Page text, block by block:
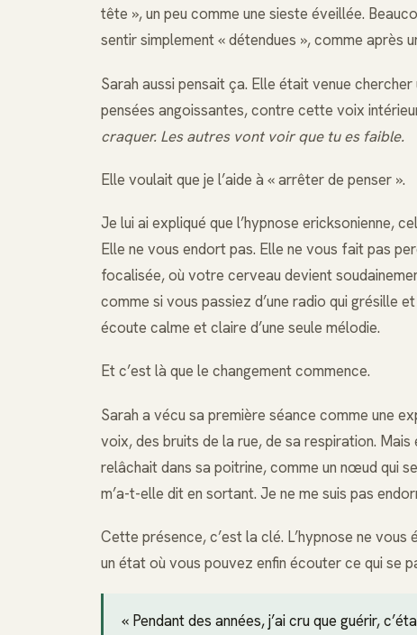
tête », un peu comme une sieste éveillée.
sentir simplement « détendues », comme après
Sarah aussi pensait ça. Elle était venue
pensées angoissantes, contre cette voix
craquer. Les autres vont voir que tu es faible.
Elle voulait que je l’aide à « arrêter de penser ».
Je lui ai expliqué que l’hypnose ericksonienne,
Elle ne vous endort pas. Elle ne vous fait pas
focalisée, où votre cerveau devient
comme si vous passiez d’une radio qui grésille
écoute calme et claire d’une seule mélodie.
Et c’est là que le changement commence.
Sarah a vécu sa première séance comme une
voix, des bruits de la rue, de sa respiration.
relâchait dans sa poitrine, comme un nœud qui
m’a-t-elle dit en sortant. Je ne me suis pas
Cette présence, c’est la clé. L’hypnose ne
un état où vous pouvez enfin écouter ce qui se
« Pendant des années, j’ai cru que guérir,